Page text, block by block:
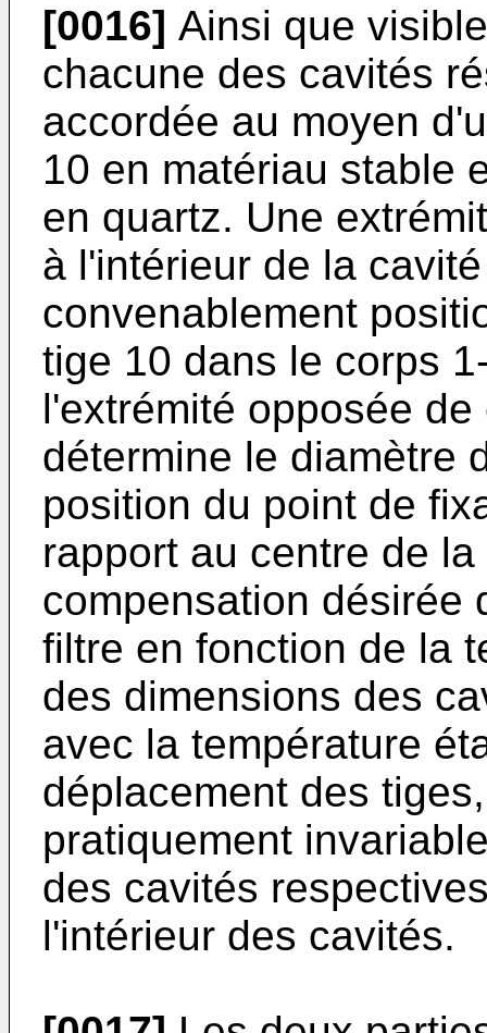
[0016] Ainsi que
chacune des cavités
accordée au moyen
10 en matériau stable
en quartz. Une
à l'intérieur de la
convenablement
tige 10 dans le corps
l'extrémité opposée
détermine le diamètre
position du point de
rapport au centre de
compensation désirée
filtre en fonction de la
des dimensions des
avec la température
déplacement des
pratiquement
des cavités
l'intérieur des cavités.